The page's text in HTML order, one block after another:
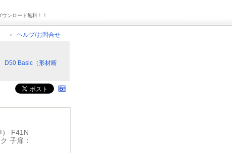
ンロード無料！！
ヘルプ/お問合せ
D50 Basic（形材断
） F41N
子扉：